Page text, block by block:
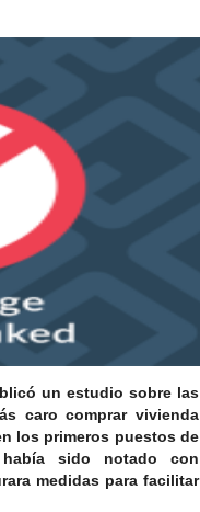
un estudio sobre las
caro comprar vivienda
los primeros puestos de
sido notado con
medidas para facilitar